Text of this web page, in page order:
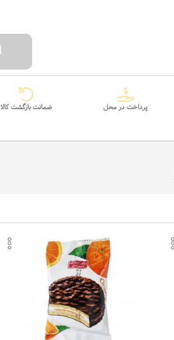
پرداخت در محل ضمانت بازگشت کالا
افزودن به لیست علاقه‌مندی‌ها
کپی لینک محصول
ارسال در تلگرام